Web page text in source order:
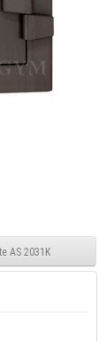
AS 2031K